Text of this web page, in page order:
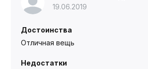
19.06.2019
Достоинства
Отличная вещь
Недостатки